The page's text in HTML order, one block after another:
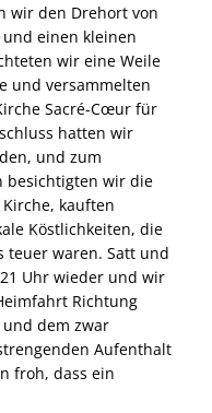
wir den Drehort von
und einen kleinen
wir eine Weile
und versammelten
Sacré-Cœur für
hatten wir
und zum
besichtigten wir die
kauften
Köstlichkeiten, die
teuer waren. Satt und
Uhr wieder und wir
Richtung
dem zwar
Aufenthalt
froh, dass ein